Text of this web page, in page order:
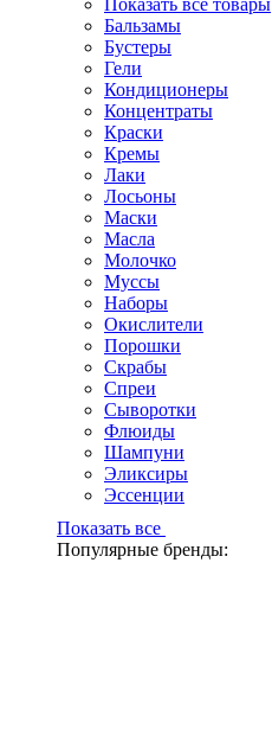
Показать все товары
Бальзамы
Бустеры
Гели
Кондиционеры
Концентраты
Краски
Кремы
Лаки
Лосьоны
Маски
Масла
Молочко
Муссы
Наборы
Окислители
Порошки
Скрабы
Спреи
Сыворотки
Флюиды
Шампуни
Эликсиры
Эссенции
Показать все
Популярные бренды: